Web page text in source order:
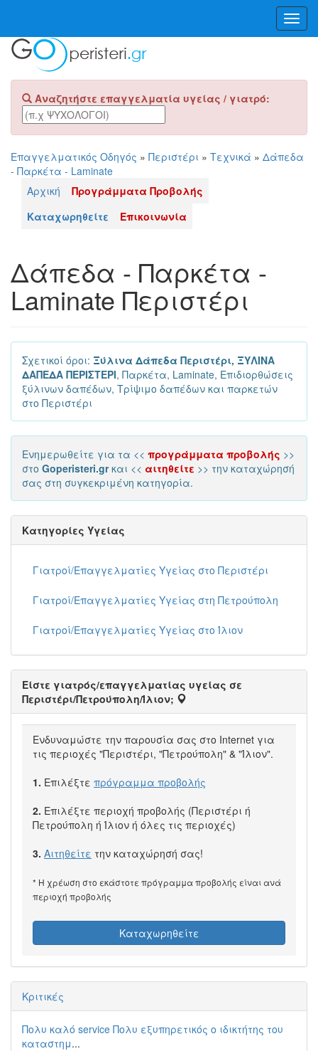
Αναζητήστε επαγγελματία υγείας / γιατρό:
Επαγγελματικός Οδηγός » Περιστέρι » Τεχνικά » Δάπεδα
- Παρκέτα - Laminate
Αρχική
Προγράμματα Προβολής
Καταχωρηθείτε
Επικοινωνία
Δάπεδα - Παρκέτα -
Laminate Περιστέρι
Σχετικοί όροι: Ξύλινα Δάπεδα Περιστέρι, ΞΥΛΙΝΑ
ΔΑΠΕΔΑ ΠΕΡΙΣΤΕΡΙ, Παρκέτα, Laminate, Επιδιορθώσεις
ξύλινων δαπέδων, Τρίψιμο δαπέδων και παρκετών
στο Περιστέρι
Ενημερωθείτε για τα << προγράμματα προβολής >>
στο Goperisteri.grκαι << αιτηθείτε >> την καταχώρησή
σας στη συγκεκριμένη κατηγορία.
Κατηγορίες Υγείας
Γιατροί/Επαγγελματίες Υγείας στο Περιστέρι
Γιατροί/Επαγγελματίες Υγείας στη Πετρούπολη
Γιατροί/Επαγγελματίες Υγείας στο Ίλιον
Είστε γιατρός/επαγγελματίας υγείας σε
Περιστέρι/Πετρούπολη/Ίλιον;
Ενδυναμώστε την παρουσία σας στο Internet για
τις περιοχές "Περιστέρι, "Πετρούπολη" & "Ίλιον".
1. Επιλέξτε πρόγραμμα προβολής
2. Επιλέξτε περιοχή προβολής (Περιστέρι ή
Πετρούπολη ή Ίλιον ή όλες τις περιοχές)
3. Αιτηθείτε την καταχώρησή σας!
* Η χρέωση στο εκάστοτε πρόγραμμα προβολής είναι ανά
περιοχή προβολής
Καταχωρηθείτε
Κριτικές
Πολυ καλό service Πολυ εξυπηρετικός ο ιδικτήτης του
καταστημ...